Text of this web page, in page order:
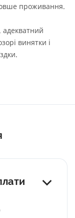
проживання.
адекватний
винятки і